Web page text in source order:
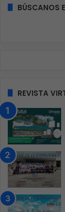
BÚSCANOS
REVISTA